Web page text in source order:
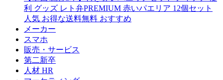
利 グッズ レト弁PREMIUM 赤いパエリア 12個セット
人気 お得な送料無料 おすすめ
メーカー
スマホ
販売・サービス
第二新卒
人材 HR